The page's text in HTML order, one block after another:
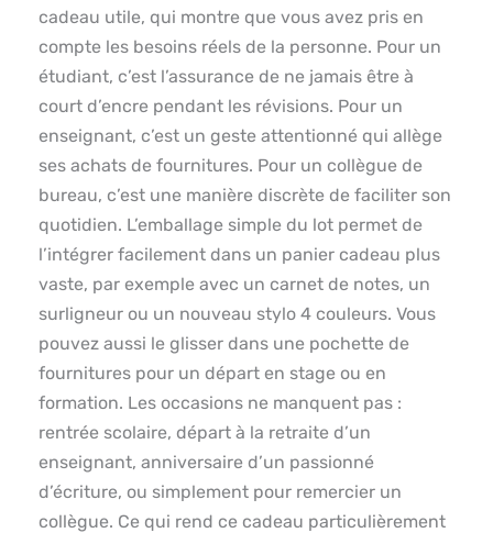
cadeau utile, qui montre que vous avez pris en
compte les besoins réels de la personne. Pour un
étudiant, c’est l’assurance de ne jamais être à
court d’encre pendant les révisions. Pour un
enseignant, c’est un geste attentionné qui allège
ses achats de fournitures. Pour un collègue de
bureau, c’est une manière discrète de faciliter son
quotidien. L’emballage simple du lot permet de
l’intégrer facilement dans un panier cadeau plus
vaste, par exemple avec un carnet de notes, un
surligneur ou un nouveau stylo 4 couleurs. Vous
pouvez aussi le glisser dans une pochette de
fournitures pour un départ en stage ou en
formation. Les occasions ne manquent pas :
rentrée scolaire, départ à la retraite d’un
enseignant, anniversaire d’un passionné
d’écriture, ou simplement pour remercier un
collègue. Ce qui rend ce cadeau particulièrement